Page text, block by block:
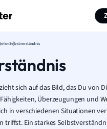
Selbstverständnis
sich auf das Bild, das Du von
Überzeugungen und
in verschiedenen Situationen
triffst. Ein starkes